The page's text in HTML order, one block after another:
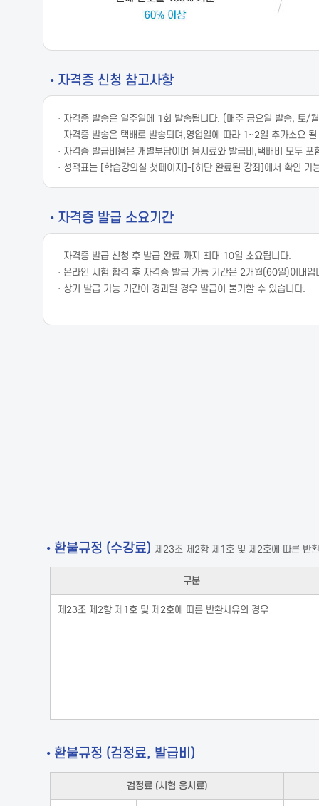
• 자격증 신청 참고사항
· 자격증 발송은 일주일에 1회 발송됩니다. (매주 금요일 발송, 토/
· 자격증 발송은 택배로 발송되며,영업일에 따라 1~2일 추가소요
· 자격증 발급비용은 개별부담이며 응시료와 발급비,택배비 모두 포
· 성적표는 [학습강의실 첫페이지]-[하단 완료된 강좌]에서 확인 가
• 자격증 발급 소요기간
· 자격증 발급 신청 후 발급 완료 까지 최대 10일 소요됩니다.
· 온라인 시험 합격 후 자격증 발급 가능 기간은 2개월(60일)이내입
· 상기 발급 가능 기간이 경과될 경우 발급이 불가할 수 있습니다.
• 환불규정 (수강료) 제23조 제2항 제1호 및 제2호에 따른 반
구분
제23조 제2항 제1호 및 제2호에 따른 반환사유의 경우
• 환불규정 (검정료, 발급비)
검정료 (시험 응시료)